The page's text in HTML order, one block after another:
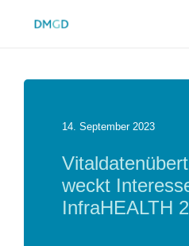
14. September 2023
weckt
InfraHEALTH